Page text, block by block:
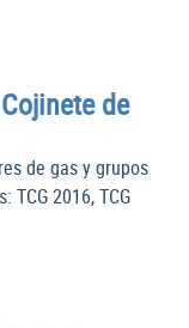
de
de gas y grupos
2016, TCG